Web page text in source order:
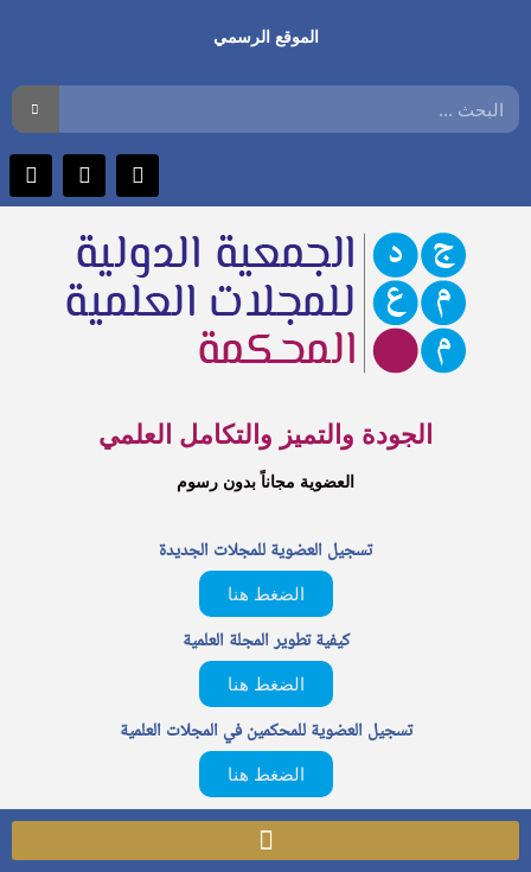
الموقع الرسمي
الجودة والتميز والتكامل العلمي
العضوية مجاناً بدون رسوم
تسجيل العضوية للمجلات الجديدة
الضغط هنا
كيفية تطوير المجلة العلمية
الضغط هنا
تسجيل العضوية للمحكمين في المجلات العلمية
الضغط هنا